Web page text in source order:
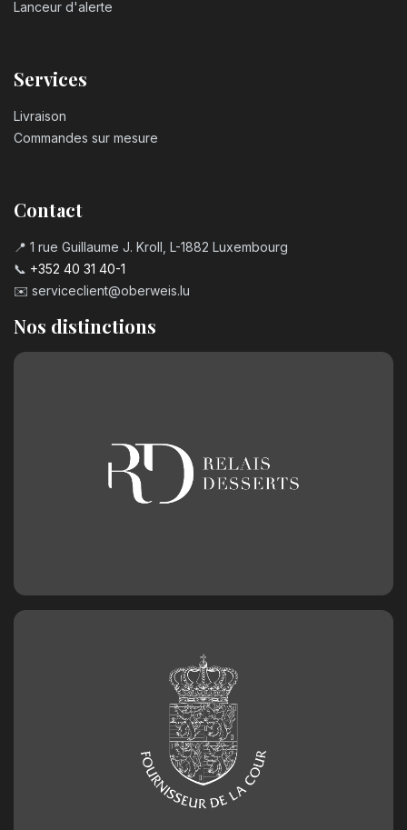
Lanceur d'alerte
Services
Livraison
Commandes sur mesure
Contact
📍 1 rue Guillaume J. Kroll, L-1882 Luxembourg
📞 +352 40 31 40-1
✉️ serviceclient@oberweis.lu
Nos distinctions